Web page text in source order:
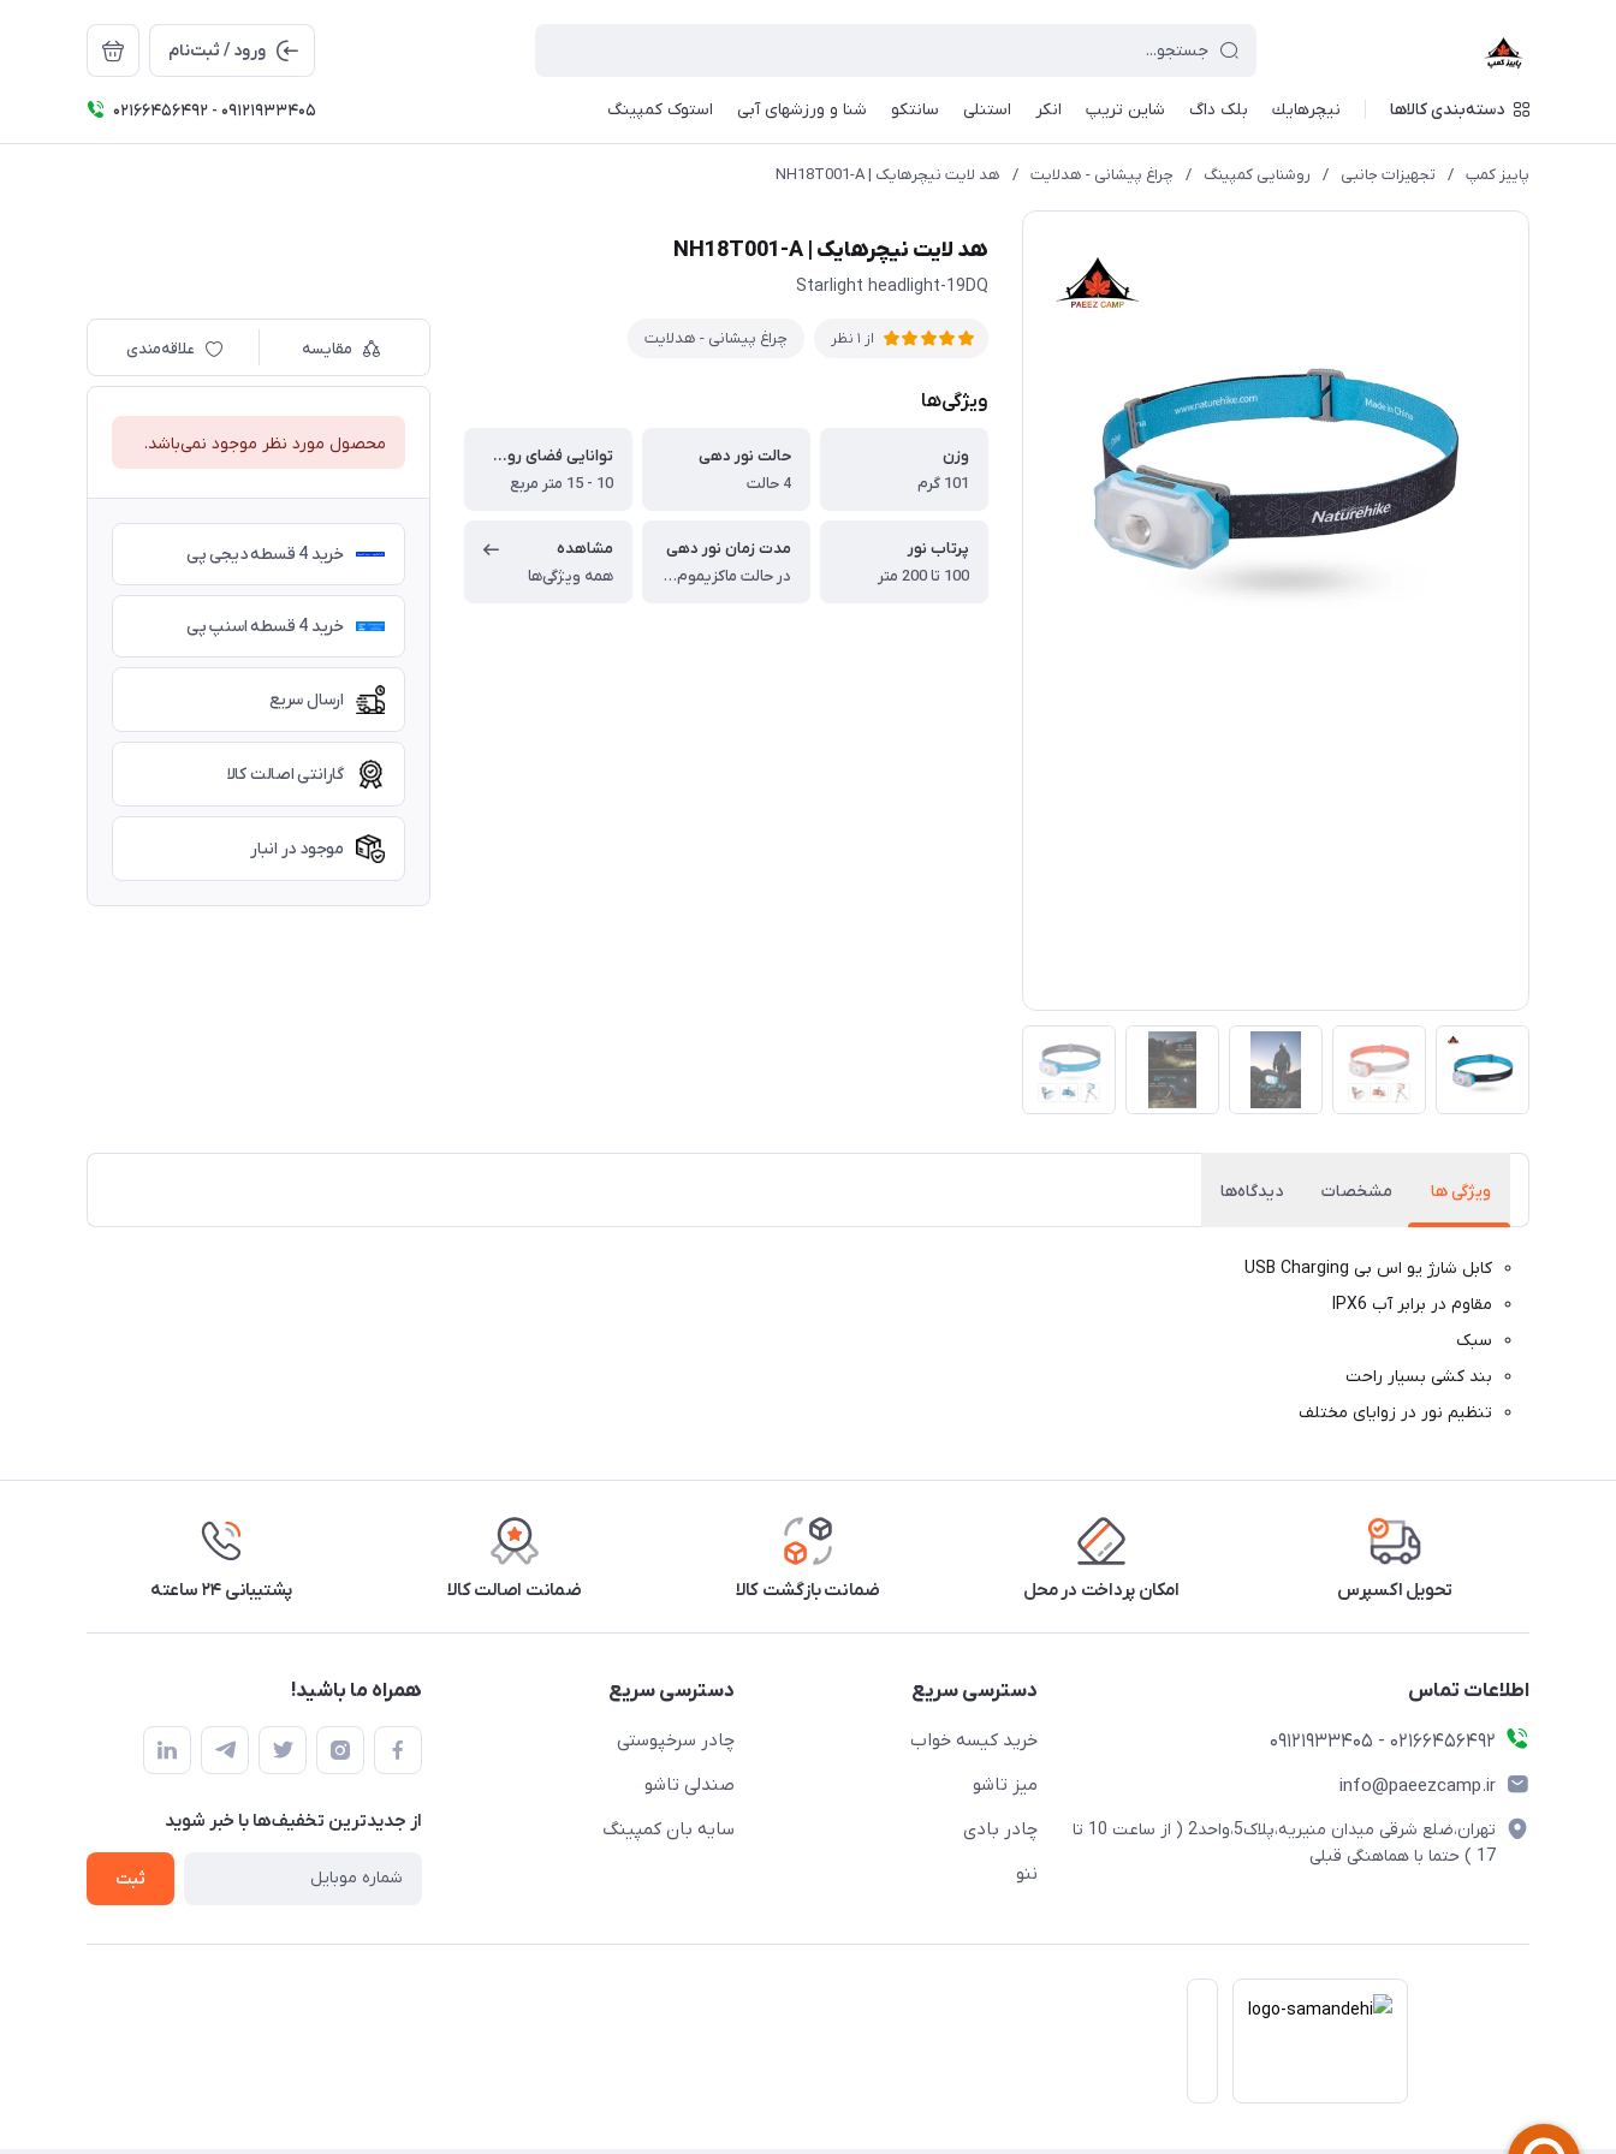
ورود / ثبت‌نام
دسته‌بندی کالاها نيچرهايك بلک داگ شاین تریپ انکر استنلی سانتکو شنا و ورزشهای آبی استوک کمپینگ 02166456492 - 09121933405
پاییز کمپ / تجهیزات جانبی / روشنایی کمپینگ / چراغ پیشانی - هدلایت / هد لایت نیچرهایک | NH18T001-A
هد لایت نیچرهایک | NH18T001-A
Starlight headlight-19DQ
از 1 نظر چراغ پیشانی - هدلایت
ویژگی‌ها
وزن
101 گرم
حالت نور دهی
4 حالت
توانایی فضای روشن کردن
10 - 15 متر مربع
پرتاب نور
100 تا 200 متر
مدت زمان نور دهی
در حالت ماکزیموم : 7 - 8 ساعت ، در حالت مینیموم : 80 - 90 ساعت
مشاهده
همه ویژگی‌ها
مقایسه علاقه‌مندی
محصول مورد نظر موجود نمی‌باشد.
خرید 4 قسطه دیجی پی
خرید 4 قسطه اسنپ پی
ارسال سریع
گارانتی اصالت کالا
موجود در انبار
ویژگی ها مشخصات دیدگاه‌ها
کابل شارژ یو اس بی USB Charging
مقاوم در برابر آب IPX6
سبک
بند کشی بسیار راحت
تنظیم نور در زوایای مختلف
تحویل اکسپرس امکان پرداخت در محل ضمانت بازگشت کالا ضمانت اصالت کالا پشتیبانی ۲۴ ساعته
اطلاعات تماس
02166456492 - 09121933405
info@paeezcamp.ir
تهران،ضلع شرقی میدان منیریه،پلاک5،واحد2 ( از ساعت 10 تا
17 ) حتما با هماهنگی قبلی
دسترسی سریع
خرید کیسه خواب
میز تاشو
چادر بادی
ننو
دسترسی سریع
چادر سرخپوستی
صندلی تاشو
سایه بان کمپینگ
همراه ما باشید!
از جدید‌ترین تخفیف‌ها با‌ خبر شوید
ثبت